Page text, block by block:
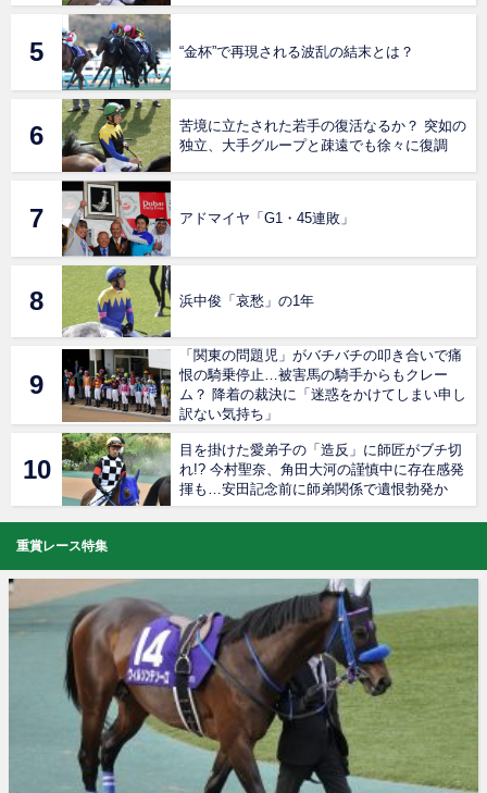
“金杯”で再現される波乱の結末とは？
苦境に立たされた若手の復活なるか？ 突如の
独立、大手グループと疎遠でも徐々に復調
アドマイヤ「G1・45連敗」
浜中俊「哀愁」の1年
「関東の問題児」がバチバチの叩き合いで痛
恨の騎乗停止…被害馬の騎手からもクレー
ム？ 降着の裁決に「迷惑をかけてしまい申し
訳ない気持ち」
目を掛けた愛弟子の「造反」に師匠がブチ切
れ!? 今村聖奈、角田大河の謹慎中に存在感発
揮も…安田記念前に師弟関係で遺恨勃発か
重賞レース特集